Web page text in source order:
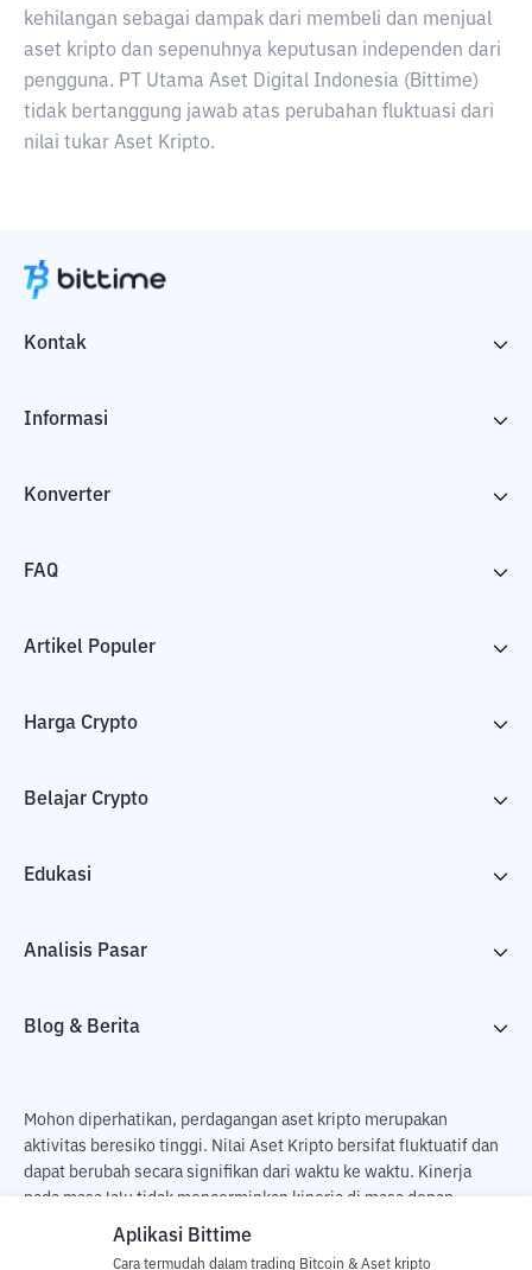
kehilangan sebagai dampak dari membeli dan menjual
aset kripto dan sepenuhnya keputusan independen dari
pengguna. PT Utama Aset Digital Indonesia (Bittime)
tidak bertanggung jawab atas perubahan fluktuasi dari
nilai tukar Aset Kripto.
Kontak
Informasi
Konverter
FAQ
Artikel Populer
Harga Crypto
Belajar Crypto
Edukasi
Analisis Pasar
Blog & Berita
Mohon diperhatikan, perdagangan aset kripto merupakan
aktivitas beresiko tinggi. Nilai Aset Kripto bersifat fluktuatif dan
dapat berubah secara signifikan dari waktu ke waktu. Kinerja
pada masa lalu tidak mencerminkan kinerja di masa depan.
Terdapat risiko kehilangan sebagai dampak dari membeli dan
Aplikasi Bittime
Cara termudah dalam trading Bitcoin & Aset kripto